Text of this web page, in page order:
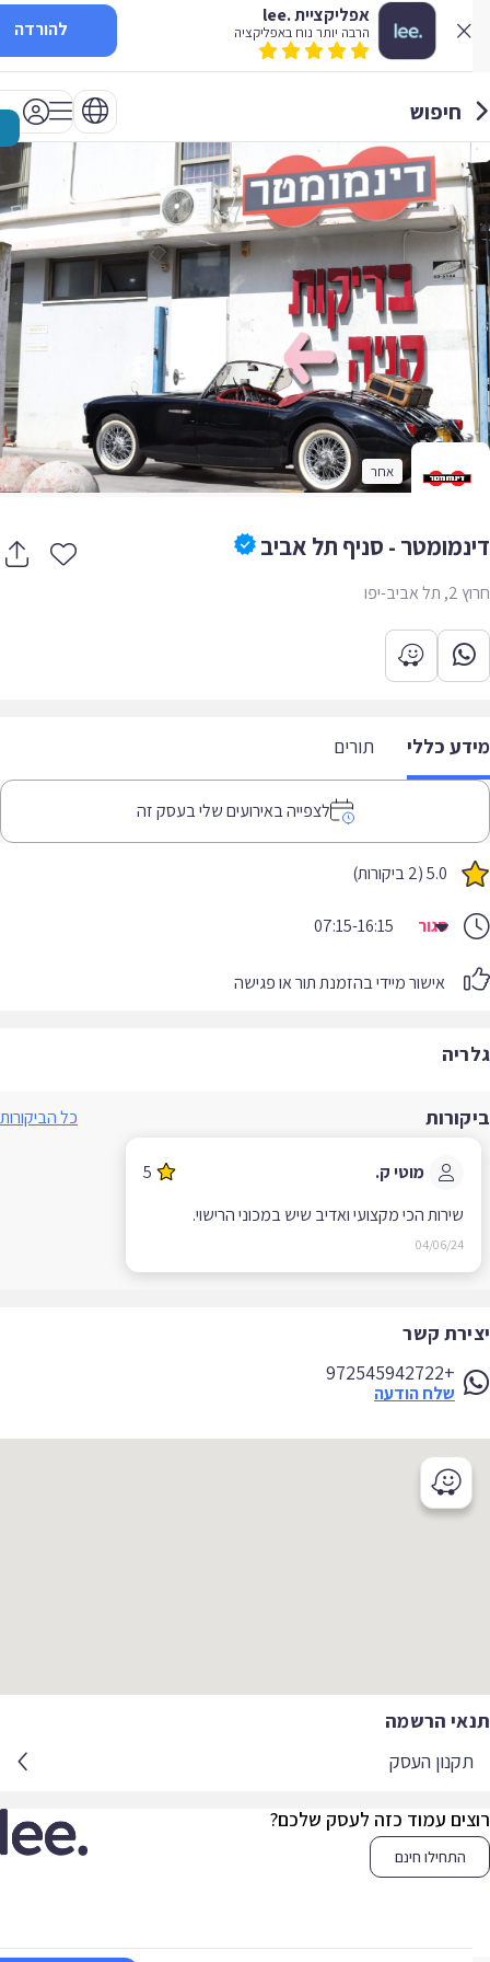
אפליקציית .lee
הרבה יותר נוח באפליקציה להורדה
חיפוש
אחר
- סניף תל אביב
יפו
כללי תורים
לצפייה באירועים שלי בעסק זה
5.0 (2 ביקורות)
סגור 07:15-16:15
אישור מיידי בהזמנת תור או פגישה
כל הביקורות
מוטי ק.
5
שירות הכי מקצועי ואדיב שיש במכוני הרישוי.
04/06/24
קשר
+972545942722
שלח הודעה
הרשמה
תקנון העסק
עמוד כזה לעסק שלכם?
התחילו חינם